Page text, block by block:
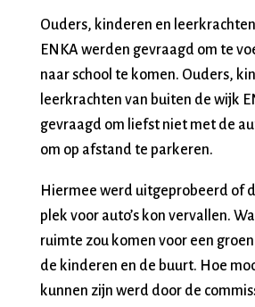
Ouders, kinderen en
ENKA werden gevraagd om te
naar school te komen. Ouders,
leerkrachten van buiten de wijk
gevraagd om liefst niet met de
om op afstand te parkeren.
Hiermee werd uitgeprobeerd of
plek voor auto’s kon vervallen.
ruimte zou komen voor een
de kinderen en de buurt. Hoe
kunnen zijn werd door de